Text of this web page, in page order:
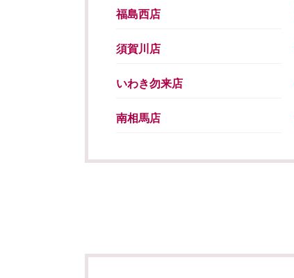
福島西店
須賀川店
いわき勿来店
南相馬店